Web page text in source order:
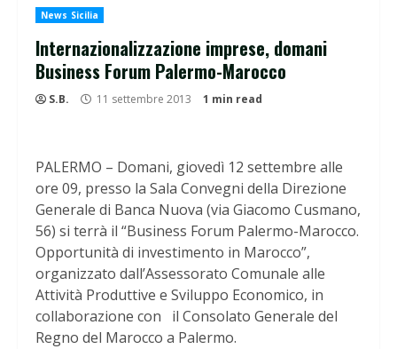
News Sicilia
Internazionalizzazione imprese, domani
Business Forum Palermo-Marocco
S.B. 11 settembre 2013 1 min read
PALERMO – Domani, giovedì 12 settembre alle
ore 09, presso la Sala Convegni della Direzione
Generale di Banca Nuova (via Giacomo Cusmano,
56) si terrà il “Business Forum Palermo-Marocco.
Opportunità di investimento in Marocco”,
organizzato dall’Assessorato Comunale alle
Attività Produttive e Sviluppo Economico, in
collaborazione con il Consolato Generale del
Regno del Marocco a Palermo.